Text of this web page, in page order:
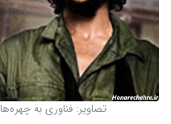
تصاویر: فناوری به